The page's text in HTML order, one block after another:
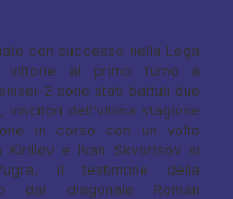
con successo nella Lega
vittorie al primo turno a
2 sono stati battuti due
vincitori dell'ultima stagione
in corso con un volto
Kirillov e Ivan Skvortsov si
il testimone della
dal diagonale Roman